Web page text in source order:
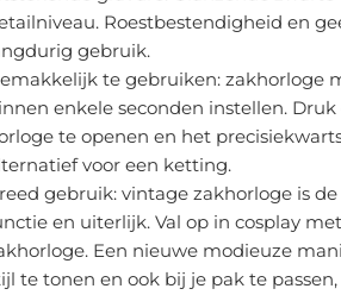
Roestbestendigheid en
gebruik.
te gebruiken: zakhorloge
enkele seconden instellen.
te openen en het
voor een ketting.
gebruik: vintage zakhorloge is
en uiterlijk. Val op in cosplay
Een nieuwe modieuze
te tonen en ook bij je pak te